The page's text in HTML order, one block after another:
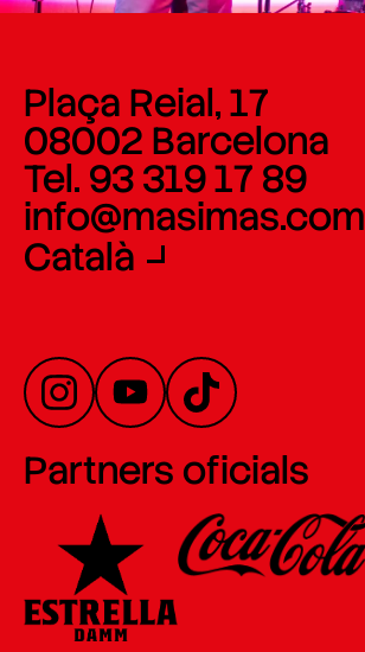
Plaça Reial, 17
08002 Barcelona
Tel. 93 319 17 89
info@masimas.com
Català
Partners oficials